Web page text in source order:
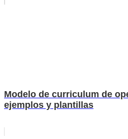
Modelo de curriculum de
ejemplos y plantillas